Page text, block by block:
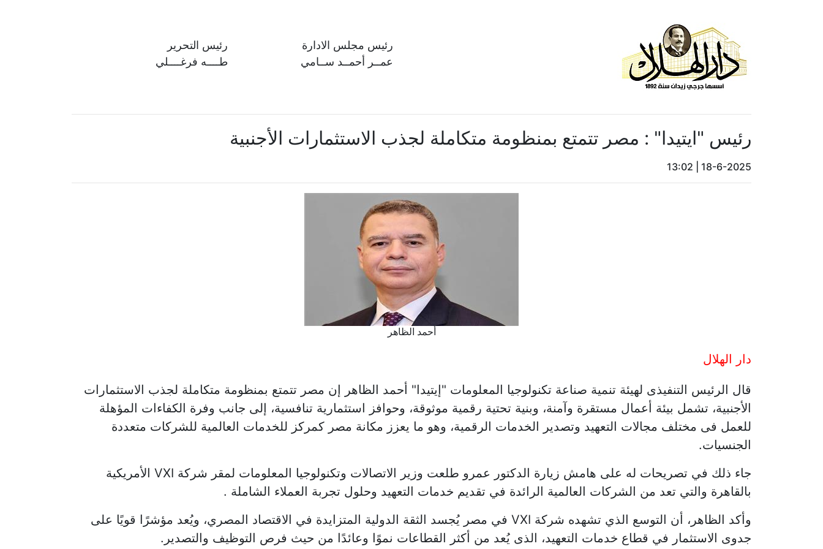
رئيس مجلس الادارة
عمــر أحمــد ســامي
رئيس التحرير
طــــه فرغــــلي
رئيس "ايتيدا" : مصر تتمتع بمنظومة متكاملة لجذب الاستثمارات الأجنبية
18-6-2025
13:02
أحمد الظاهر
دار الهلال
قال الرئيس التنفيذى لهيئة تنمية صناعة تكنولوجيا المعلومات "إيتيدا" أحمد الظاهر إن مصر تتمتع بمنظومة متكاملة لجذب الاستثمارات
الأجنبية، تشمل بيئة أعمال مستقرة وآمنة، وبنية تحتية رقمية موثوقة، وحوافز استثمارية تنافسية، إلى جانب وفرة الكفاءات المؤهلة
للعمل فى مختلف مجالات التعهيد وتصدير الخدمات الرقمية، وهو ما يعزز مكانة مصر كمركز للخدمات العالمية للشركات متعددة
الجنسيات.
جاء ذلك في تصريحات له على هامش زيارة الدكتور عمرو طلعت وزير الاتصالات وتكنولوجيا المعلومات لمقر شركة VXI الأمريكية
بالقاهرة والتي تعد من الشركات العالمية الرائدة في تقديم خدمات التعهيد وحلول تجربة العملاء الشاملة .
وأكد الظاهر، أن التوسع الذي تشهده شركة VXI في مصر يُجسد الثقة الدولية المتزايدة في الاقتصاد المصري، ويُعد مؤشرًا قويًا على
جدوى الاستثمار في قطاع خدمات التعهيد، الذى يُعد من أكثر القطاعات نموًا وعائدًا من حيث فرص التوظيف والتصدير.